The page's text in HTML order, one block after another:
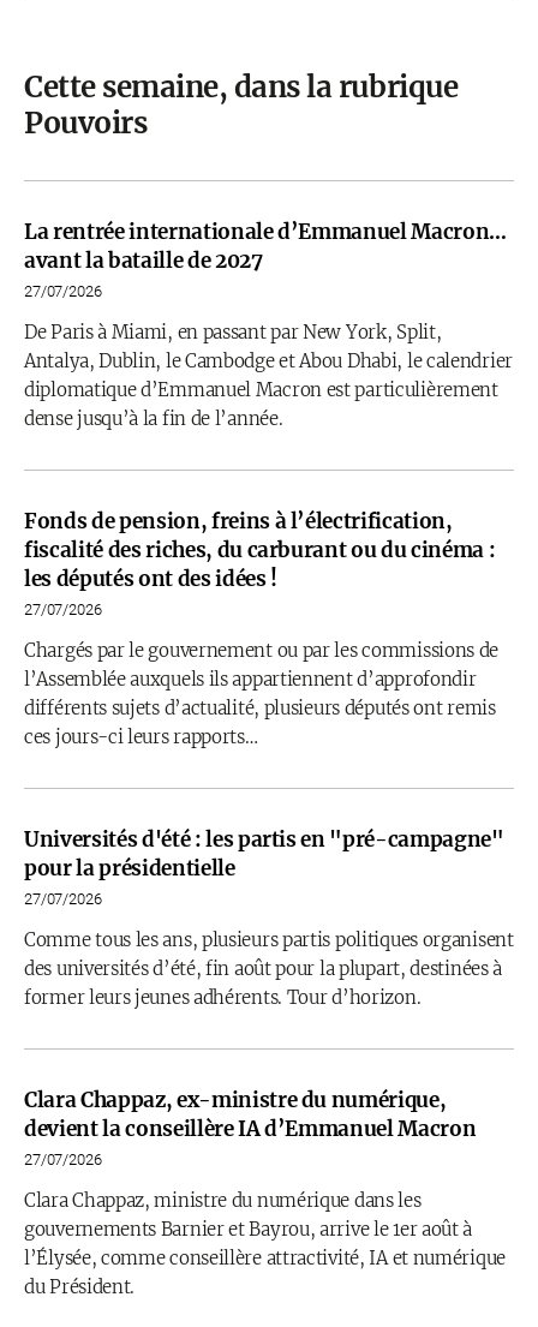
Cette semaine, dans la rubrique
Pouvoirs
La rentrée internationale d’Emmanuel Macron…
avant la bataille de 2027
27/07/2026
De Paris à Miami, en passant par New York, Split,
Antalya, Dublin, le Cambodge et Abou Dhabi, le calendrier
diplomatique d’Emmanuel Macron est particulièrement
dense jusqu’à la fin de l’année.
Fonds de pension, freins à l’électrification,
fiscalité des riches, du carburant ou du cinéma :
les députés ont des idées !
27/07/2026
Chargés par le gouvernement ou par les commissions de
l’Assemblée auxquels ils appartiennent d’approfondir
différents sujets d’actualité, plusieurs députés ont remis
ces jours-ci leurs rapports…
Universités d'été : les partis en "pré-campagne"
pour la présidentielle
27/07/2026
Comme tous les ans, plusieurs partis politiques organisent
des universités d’été, fin août pour la plupart, destinées à
former leurs jeunes adhérents. Tour d’horizon.
Clara Chappaz, ex-ministre du numérique,
devient la conseillère IA d’Emmanuel Macron
27/07/2026
Clara Chappaz, ministre du numérique dans les
gouvernements Barnier et Bayrou, arrive le 1er août à
l’Élysée, comme conseillère attractivité, IA et numérique
du Président.